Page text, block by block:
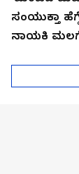
ಸಂಯುಕ್ತಾ
ನಾಯಕಿ